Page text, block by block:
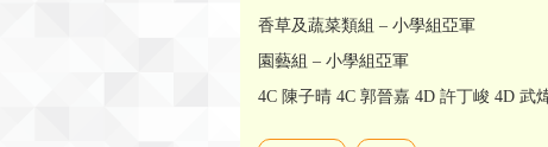
香草及蔬菜類組 – 小學組亞軍
園藝組 – 小學組亞軍
4C 陳子晴 4C 郭晉嘉 4D 許丁峻 4D 武